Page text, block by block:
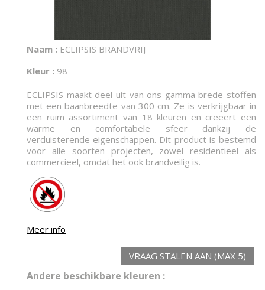
Naam : ECLIPSIS BRANDVRIJ
Kleur : 98
ECLIPSIS maakt deel uit van ons gamma brede stoffen
met een baanbreedte van 300 cm. Ze is verkrijgbaar in
een ruim assortiment van 18 kleuren en creëert een
warme en comfortabele sfeer dankzij de
verduisterende eigenschappen. Dit product is bestemd
voor alle soorten projecten, zowel residentieel als
commercieel, omdat het ook brandveilig is.
Meer info
VRAAG STALEN AAN (MAX 5)
Andere beschikbare kleuren :